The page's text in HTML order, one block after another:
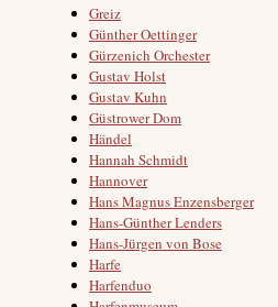
Greiz
Günther Oettinger
Gürzenich Orchester
Gustav Holst
Gustav Kuhn
Güstrower Dom
Händel
Hannah Schmidt
Hannover
Hans Magnus Enzensberger
Hans-Günther Lenders
Hans-Jürgen von Bose
Harfe
Harfenduo